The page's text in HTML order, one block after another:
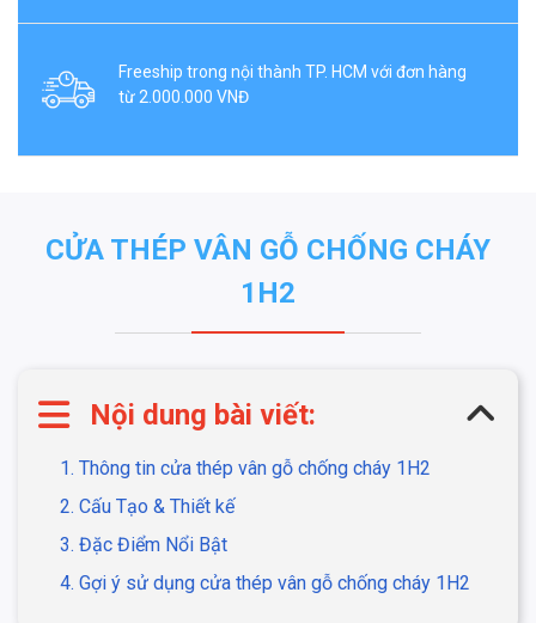
Freeship trong nội thành TP. HCM với đơn hàng
từ 2.000.000 VNĐ
CỬA THÉP VÂN GỖ CHỐNG CHÁY
1H2
Nội dung bài viết:
1. Thông tin cửa thép vân gỗ chống cháy 1H2
2. Cấu Tạo & Thiết kế
3. Đặc Điểm Nổi Bật
4. Gợi ý sử dụng cửa thép vân gỗ chống cháy 1H2